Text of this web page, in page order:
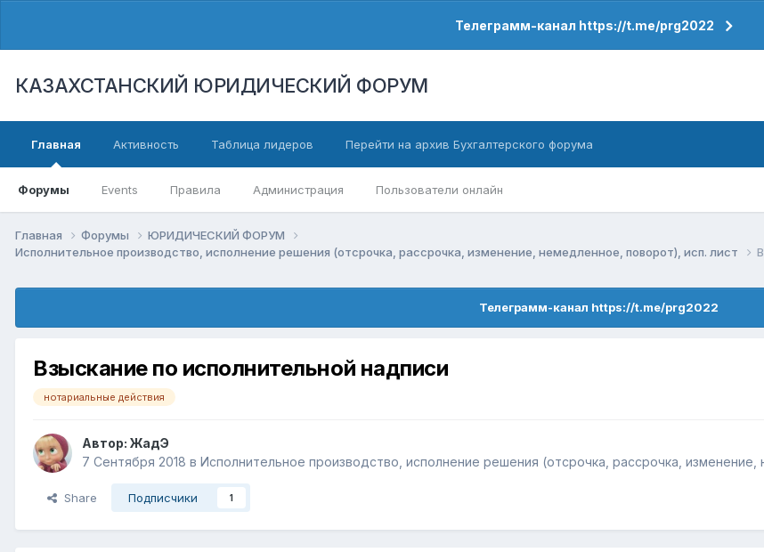
Телеграмм-канал https://t.me/prg2022
КАЗАХСТАНСКИЙ ЮРИДИЧЕСКИЙ ФОРУМ
Главная
Форумы Events Правила Администрация Пользователи онлайн
Активность Таблица лидеров Перейти на архив Бухгалтерского форума
Главная Форумы
ЮРИДИЧЕСКИЙ ФОРУМ
Исполнительное производство, исполнение решения (отсрочка, рассрочка, изменение, немедленное, поворот), исп. лист
Телеграмм-канал https://t.me/prg2022
Взыскание по исполнительной надписи
нотариальные действия
Автор: ЖадЭ
7 Сентября 2018 в Исполнительное производство, исполнение решения (отсрочка, рассрочка,
Share Подписчики 1